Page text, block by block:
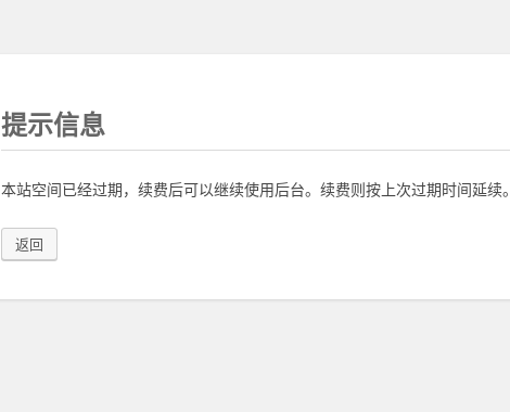
提示信息
本站空间已经过期，续费后可以继续使用后台。续费则按上次过期时间延续。
返回